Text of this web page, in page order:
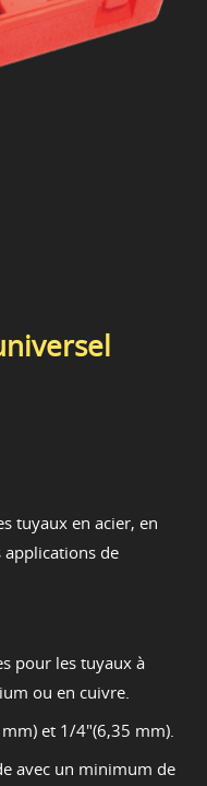
tuyaux en acier, en
de
pour les tuyaux à
ou en cuivre.
et 1/4"(6,35 mm).
avec un minimum de